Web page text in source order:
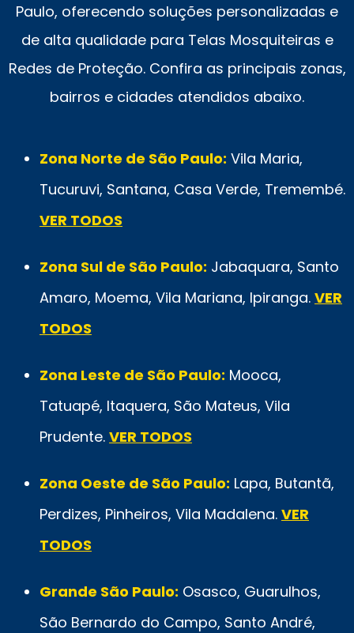
Paulo, oferecendo soluções personalizadas e
de alta qualidade para Telas Mosquiteiras e
Redes de Proteção. Confira as principais zonas,
bairros e cidades atendidos abaixo.
Zona Norte de São Paulo: Vila Maria,
Tucuruvi, Santana, Casa Verde, Tremembé.
VER TODOS
Zona Sul de São Paulo: Jabaquara, Santo
Amaro, Moema, Vila Mariana, Ipiranga. VER
TODOS
Zona Leste de São Paulo: Mooca,
Tatuapé, Itaquera, São Mateus, Vila
Prudente. VER TODOS
Zona Oeste de São Paulo: Lapa, Butantã,
Perdizes, Pinheiros, Vila Madalena. VER
TODOS
Grande São Paulo: Osasco, Guarulhos,
São Bernardo do Campo, Santo André,